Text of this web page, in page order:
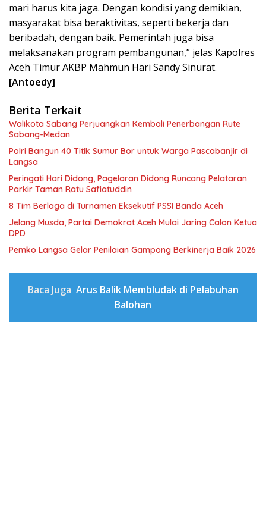
mari harus kita jaga. Dengan kondisi yang demikian,
masyarakat bisa beraktivitas, seperti bekerja dan
beribadah, dengan baik. Pemerintah juga bisa
melaksanakan program pembangunan,” jelas Kapolres
Aceh Timur AKBP Mahmun Hari Sandy Sinurat.
[Antoedy]
Berita Terkait
Walikota Sabang Perjuangkan Kembali Penerbangan Rute
Sabang-Medan
Polri Bangun 40 Titik Sumur Bor untuk Warga Pascabanjir di
Langsa
Peringati Hari Didong, Pagelaran Didong Runcang Pelataran
Parkir Taman Ratu Safiatuddin
8 Tim Berlaga di Turnamen Eksekutif PSSI Banda Aceh
Jelang Musda, Partai Demokrat Aceh Mulai Jaring Calon Ketua
DPD
Pemko Langsa Gelar Penilaian Gampong Berkinerja Baik 2026
Baca Juga Arus Balik Membludak di Pelabuhan
Balohan